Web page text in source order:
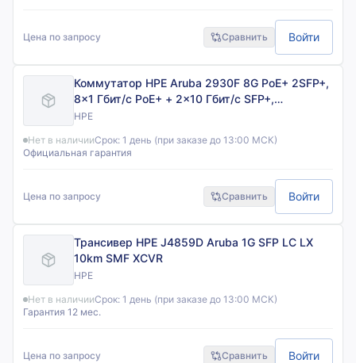
Цена по запросу Сравнить Войти
Коммутатор HPE Aruba 2930F 8G PoE+ 2SFP+,
8×1 Гбит/с PoE+ + 2×10 Гбит/с SFP+,
управляемый
HPE
Нет в наличииСрок: 1 день (при заказе до 13:00 МСК)
Официальная гарантия
Цена по запросу Сравнить Войти
Трансивер HPE J4859D Aruba 1G SFP LC LX
10km SMF XCVR
HPE
Нет в наличииСрок: 1 день (при заказе до 13:00 МСК)
Гарантия 12 мес.
Цена по запросу Сравнить Войти